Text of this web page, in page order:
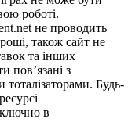
роботі.
не проводить
також сайт не
та інших
пов’язані з
Будь-
в